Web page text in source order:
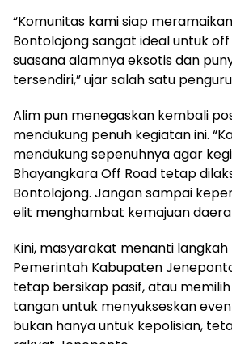
“Komunitas kami siap
Bontolojong sangat ideal untuk
suasana alamnya eksotis dan
tersendiri,” ujar salah satu
Alim pun menegaskan kembali
mendukung penuh kegiatan ini.
mendukung sepenuhnya agar
Bhayangkara Off Road tetap
Bontolojong. Jangan sampai
elit menghambat kemajuan
Kini, masyarakat menanti
Pemerintah Kabupaten
tetap bersikap pasif, atau
tangan untuk menyukseskan
bukan hanya untuk kepolisian,